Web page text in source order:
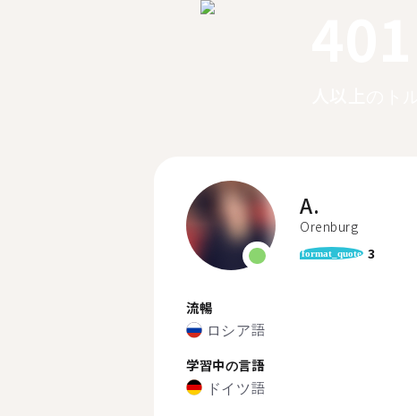
A.
Orenburg
format_quote 3
流暢
ロシア語
学習中の言語
ドイツ語